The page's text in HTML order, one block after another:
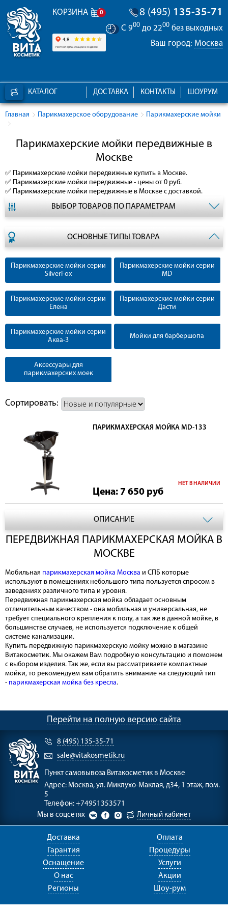
КОРЗИНА 0 8 (495) 135-35-71
С 900 до 2200 без выходных
Ваш город: Москва
КАТАЛОГ ШОУРУМ
КОНТАКТЫ
ДОСТАВКА
Главная Парикмахерское оборудование Парикмахерские мойки
Парикмахерские мойки передвижные в
Москве
✅ Парикмахерские мойки передвижные купить в Москве.
✅ Парикмахерские мойки передвижные - цены от 0 руб.
✅ Парикмахерские мойки передвижные в Москве с доставкой.
ВЫБОР ТОВАРОВ ПО ПАРАМЕТРАМ
ОСНОВНЫЕ ТИПЫ ТОВАРА
Парикмахерские мойки серии
SilverFox
Парикмахерские мойки серии
MD
Парикмахерские мойки серии
Елена
Парикмахерские мойки серии
Дасти
Парикмахерские мойки серии
Аква-3
Мойки для барбершопа
Аксессуары для
парикмахерских моек
Сортировать:
ПАРИКМАХЕРСКАЯ МОЙКА MD-133
Цена: 7 650 руб
НЕТ В НАЛИЧИИ
ОПИСАНИЕ
ПЕРЕДВИЖНАЯ ПАРИКМАХЕРСКАЯ МОЙКА В
МОСКВЕ
Мобильная парикмахерская мойка Москва и СПБ которые
используют в помещениях небольшого типа пользуется спросом в
заведениях различного типа и уровня.
Передвижная парикмахерская мойка обладает основным
отличительным качеством - она мобильная и универсальная, не
требует специального крепления к полу, а так же в данной мойке, в
большинстве случаев, не используется подключение к общей
системе канализации.
Купить передвижную парикмахерскую мойку можно в магазине
Витакосметик. Мы окажем Вам подробную консультацию и поможем
с выбором изделия. Так же, если вы рассматриваете компактные
мойки, то рекомендуем вам обратить внимание на следующий тип
- парикмахерская мойка без кресла.
Перейти на полную версию сайта
8 (495) 135-35-71
sale@vitakosmetik.ru
Пункт самовывоза Витакосметик в Москве
Адрес: Москва, ул. Миклухо-Маклая, д34, 1 этаж, пом.
5
Телефон: +74951353571
Мы в соцсетях
Личный кабинет
Доставка
Оплата
Гарантия
Процедуры
Оснащение
Услуги
О нас
Акции
Регионы
Шоу-рум